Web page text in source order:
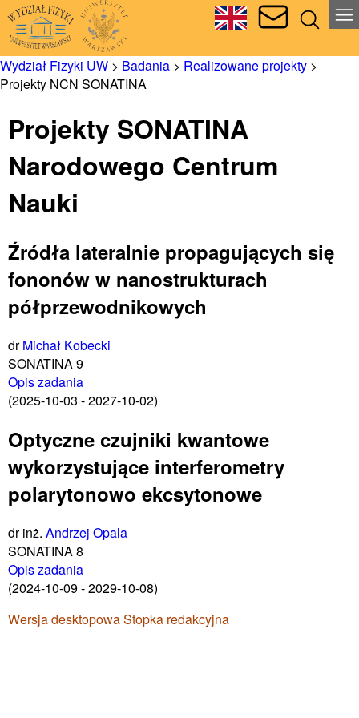
Wydział Fizyki UW > Badania > Realizowane projekty >
Projekty NCN SONATINA
Projekty SONATINA
Narodowego Centrum
Nauki
Źródła lateralnie propagujących się
fononów w nanostrukturach
półprzewodnikowych
drMichał Kobecki
SONATINA 9
Opis zadania
(2025-10-03 - 2027-10-02)
Optyczne czujniki kwantowe
wykorzystujące interferometry
polarytonowo ekcsytonowe
dr inż. Andrzej Opala
SONATINA 8
Opis zadania
(2024-10-09 - 2029-10-08)
Wersja desktopowaStopka redakcyjna